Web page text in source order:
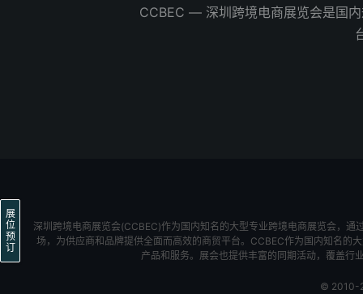
CCBEC ― 深圳跨境电商展览会是国
深圳跨境电商展览会(CCBEC)作为国内知名的大型专业跨境电商展览会，
场，为供应商和品牌提供全面而高效的商贸平台。CCBEC作为国内知名
产品和服务。展会也提供丰富的同期活动，覆盖行
©
展
位
预
订